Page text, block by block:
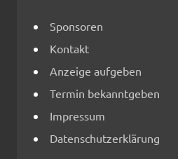
Sponsoren
Kontakt
Anzeige aufgeben
Termin bekanntgeben
Impressum
Datenschutzerklärung